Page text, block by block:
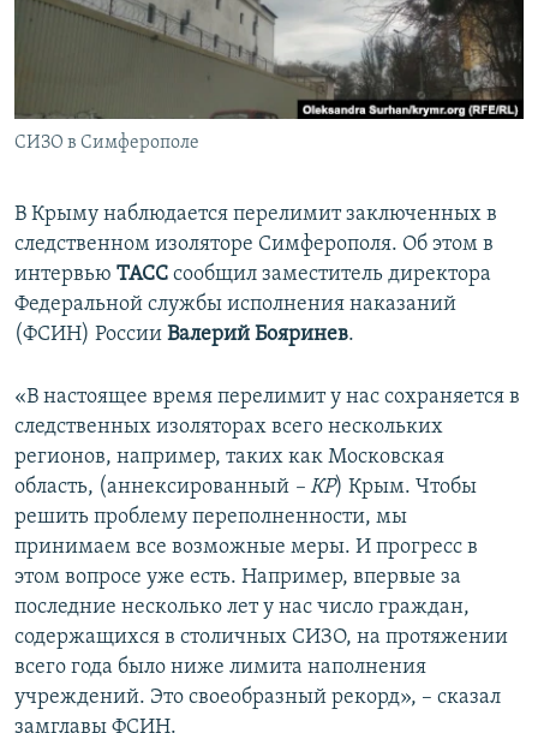
ПОБЕДИТЕЛЕЙ НЕ СУДЯТ?
УКРАИНСКАЯ ПРОБЛЕМА КРЫМА
ПРИСОЕДИНЯЙТЕСЬ!
СИЗО в Симферополе
В Крыму наблюдается перелимит заключенных в
следственном изоляторе Симферополя. Об этом в
интервью ТАСС сообщил заместитель директора
Федеральной службы исполнения наказаний
(ФСИН) России Валерий Бояринев.
«В настоящее время перелимит у нас сохраняется в
следственных изоляторах всего нескольких
регионов, например, таких как Московская
область, (аннексированный – КР) Крым. Чтобы
решить проблему переполненности, мы
принимаем все возможные меры. И прогресс в
этом вопросе уже есть. Например, впервые за
последние несколько лет у нас число граждан,
содержащихся в столичных СИЗО, на протяжении
всего года было ниже лимита наполнения
учреждений. Это своеобразный рекорд», – сказал
замглавы ФСИН.